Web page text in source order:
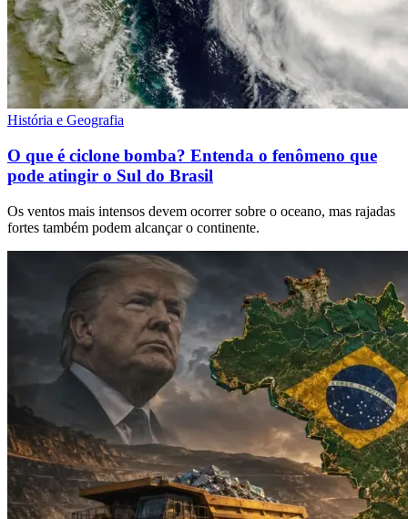
História e Geografia
O que é ciclone bomba? Entenda o fenômeno que
pode atingir o Sul do Brasil
Os ventos mais intensos devem ocorrer sobre o oceano, mas rajadas
fortes também podem alcançar o continente.